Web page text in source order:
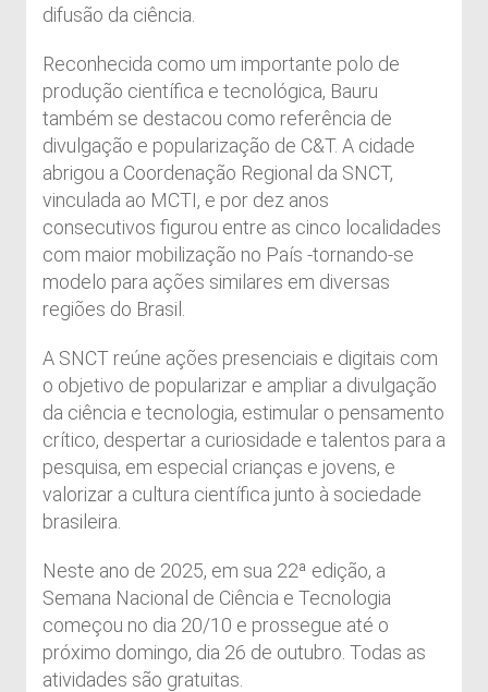
difusão da ciência.
Reconhecida como um importante polo de
produção científica e tecnológica, Bauru
também se destacou como referência de
divulgação e popularização de C&T. A cidade
abrigou a Coordenação Regional da SNCT,
vinculada ao MCTI, e por dez anos
consecutivos figurou entre as cinco localidades
com maior mobilização no País -tornando-se
modelo para ações similares em diversas
regiões do Brasil.
A SNCT reúne ações presenciais e digitais com
o objetivo de popularizar e ampliar a divulgação
da ciência e tecnologia, estimular o pensamento
crítico, despertar a curiosidade e talentos para a
pesquisa, em especial crianças e jovens, e
valorizar a cultura científica junto à sociedade
brasileira.
Neste ano de 2025, em sua 22ª edição, a
Semana Nacional de Ciência e Tecnologia
começou no dia 20/10 e prossegue até o
próximo domingo, dia 26 de outubro. Todas as
atividades são gratuitas.